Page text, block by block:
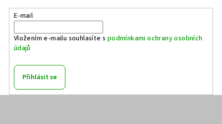
E-mail
Vložením e-mailu souhlasíte s podmínkami ochrany osobních
údajů
Přihlásit se